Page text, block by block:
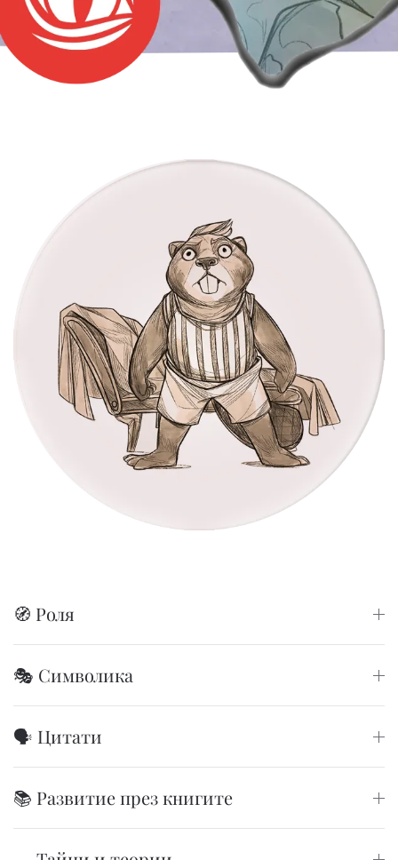
🧭 Роля
🎭 Символика
🗣️ Цитати
📚 Развитие през книгите